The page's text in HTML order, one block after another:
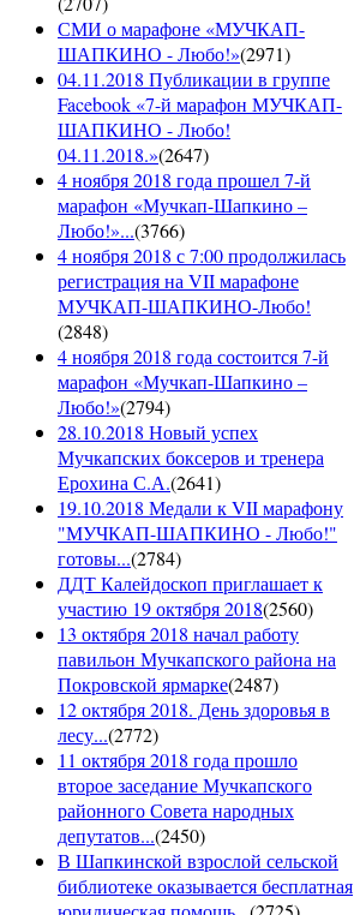
СМИ о марафоне «МУЧКАП-
ШАПКИНО - Любо!»(2971)
04.11.2018 Публикации в группе
Facebook «7-й марафон МУЧКАП-
ШАПКИНО - Любо!
04.11.2018.»(2647)
4 ноября 2018 года прошел 7-й
марафон «Мучкап-Шапкино –
Любо!»...(3766)
4 ноября 2018 с 7:00 продолжилась
регистрация на VII марафоне
МУЧКАП-ШАПКИНО-Любо!
(2848)
4 ноября 2018 года состоится 7-й
марафон «Мучкап-Шапкино –
Любо!»(2794)
28.10.2018 Новый успех
Мучкапских боксеров и тренера
Ерохина С.А.(2641)
19.10.2018 Медали к VII марафону
"МУЧКАП-ШАПКИНО - Любо!"
готовы...(2784)
ДДТ Калейдоскоп приглашает к
участию 19 октября 2018(2560)
13 октября 2018 начал работу
павильон Мучкапского района на
Покровской ярмарке(2487)
12 октября 2018. День здоровья в
лесу...(2772)
11 октября 2018 года прошло
второе заседание Мучкапского
районного Совета народных
депутатов...(2450)
В Шапкинской взрослой сельской
библиотеке оказывается бесплатная